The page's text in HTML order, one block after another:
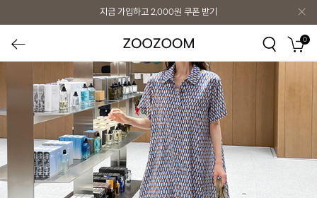
지금 가입하고 2,000원 쿠폰 받기
0